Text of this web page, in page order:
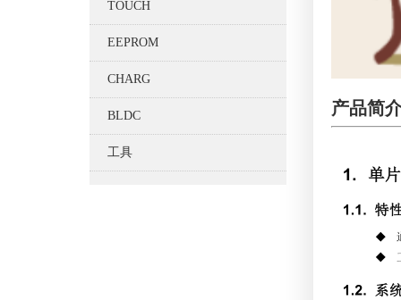
产品简
TOUCH
EEPROM
CHARG
BLDC
工具